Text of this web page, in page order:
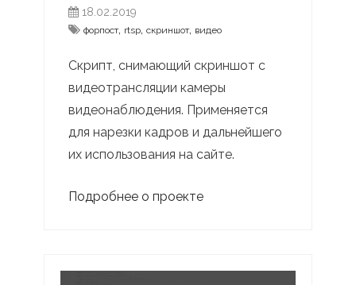
18.02.2019
форпост, rtsp, скриншот, видео
Скрипт, снимающий скриншот с
видеотрансляции камеры
видеонаблюдения. Применяется
для нарезки кадров и дальнейшего
их использования на сайте.
Подробнее о проекте